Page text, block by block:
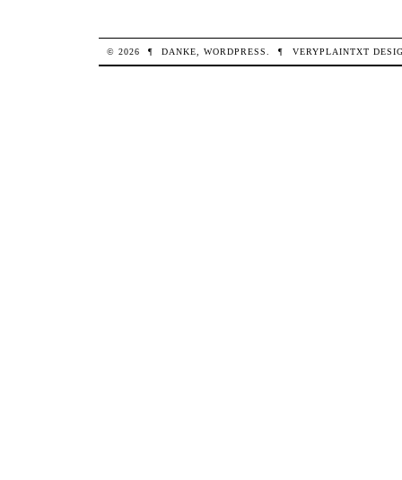
© 2026 ¶ DANKE,WORDPRESS ¶ VERYPLAINTXT